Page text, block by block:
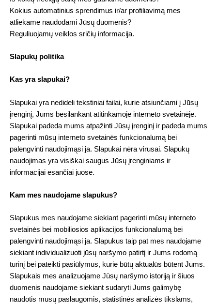
Kokius automatinius sprendimus ir/ar profiliavimą mes
atliekame naudodami Jūsų duomenis?
Reguliuojamų veiklos sričių informacija.
Slapukų politika
Kas yra slapukai?
Slapukai yra nedideli tekstiniai failai, kurie atsiunčiami į Jūsų
įrenginį, Jums besilankant atitinkamoje interneto svetainėje.
Slapukai padeda mums atpažinti Jūsų įrenginį ir padeda mums
pagerinti mūsų interneto svetainės funkcionalumą bei
palengvinti naudojimąsi ja. Slapukai nėra virusai. Slapukų
naudojimas yra visiškai saugus Jūsų įrenginiams ir
informacijai esančiai juose.
Kam mes naudojame slapukus?
Slapukus mes naudojame siekiant pagerinti mūsų interneto
svetainės bei mobiliosios aplikacijos funkcionalumą bei
palengvinti naudojimąsi ja. Slapukus taip pat mes naudojame
siekiant individualizuoti jūsų naršymo patirtį ir Jums rodomą
turinį bei pateikti pasiūlymus, kurie būtų aktualūs būtent Jums.
Slapukais mes analizuojame Jūsų naršymo istoriją ir šiuos
duomenis naudojame siekiant sudaryti Jums galimybę
naudotis mūsų paslaugomis, statistinės analizės tikslams,